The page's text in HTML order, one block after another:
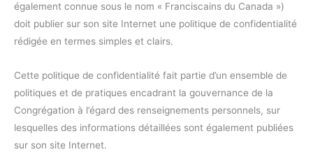
également connue sous le nom « Franciscains du Canada »)
doit publier sur son site Internet une politique de confidentialité
rédigée en termes simples et clairs.
Cette politique de confidentialité fait partie d’un ensemble de
politiques et de pratiques encadrant la gouvernance de la
Congrégation à l’égard des renseignements personnels, sur
lesquelles des informations détaillées sont également publiées
sur son site Internet.